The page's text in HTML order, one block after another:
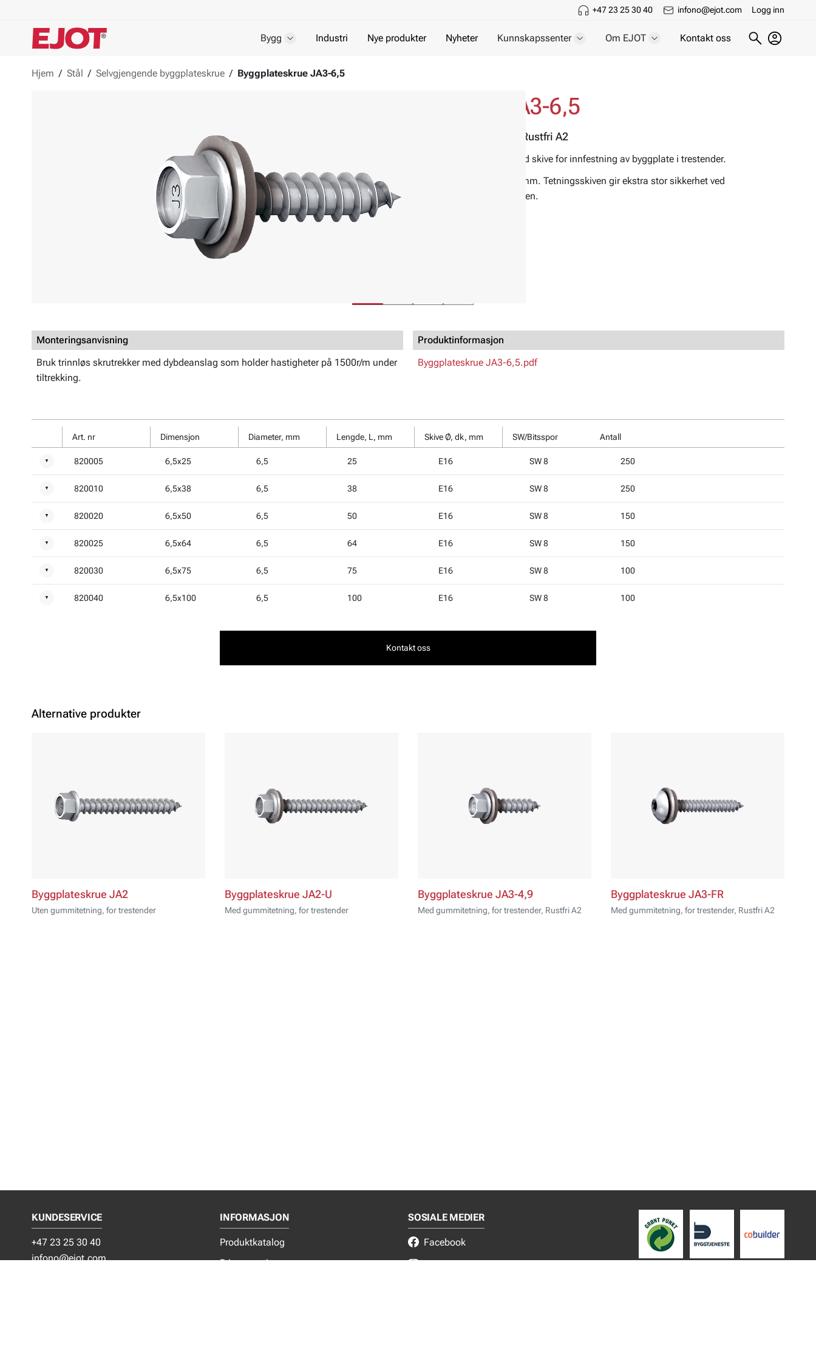
+47 23 25 30 40 infono@ejot.com Logg inn
Bygg Industri Nye produkter Nyheter Kunnskapssenter Om EJOT Kontakt oss
Hjem / Stål / Selvgjengende byggplateskrue / Byggplateskrue JA3-6,5
Byggplateskrue JA3-6,5
Med gummitetning, for trestender, Rustfri A2
JA3 er en rustfri selvgjengende skrue med skive for innfestning av byggplate i trestender.
Skruen monteres i et forboret hull Ø 4,1 mm. Tetningsskiven gir ekstra stor sikkerhet ved
skråmontering og tetter effektivt mot platen.
Materiale:
Monteringsanvisning
Bruk trinnløs skrutrekker med dybdeanslag som holder hastigheter på 1500r/m under
tiltrekking.
Produktinformasjon
Byggplateskrue JA3-6,5.pdf
Art. nr Dimensjon Diameter, mm Lengde, L, mm Skive Ø, dk, mm SW/Bitsspor Antall
▼ 820005 6,5x25 6,5 25 E16 SW 8 250
▼ 820010 6,5x38 6,5 38 E16 SW 8 250
▼ 820020 6,5x50 6,5 50 E16 SW 8 150
▼ 820025 6,5x64 6,5 64 E16 SW 8 150
▼ 820030 6,5x75 6,5 75 E16 SW 8 100
▼ 820040 6,5x100 6,5 100 E16 SW 8 100
Kontakt oss
Alternative produkter
Byggplateskrue JA2
Uten gummitetning, for trestender
Byggplateskrue JA2-U
Med gummitetning, for trestender
Byggplateskrue JA3-4,9
Med gummitetning, for trestender, Rustfri A2
Byggplateskrue JA3-FR
Med gummitetning, for trestender, Rustfri A2
KUNDESERVICE
+47 23 25 30 40
infono@ejot.com
INFORMASJON
Produktkatalog
Privacy notice
SOSIALE MEDIER
Facebook